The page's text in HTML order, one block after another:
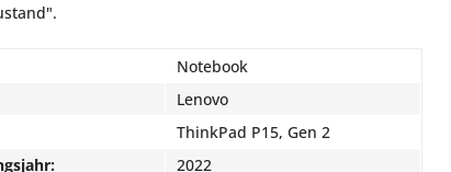
Notebook
Lenovo
ThinkPad P15, Gen 2
2022